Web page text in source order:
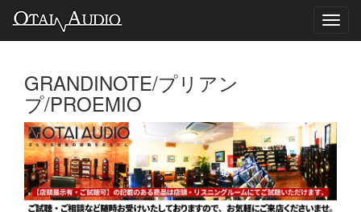
GRANDINOTE/プリアン
プ/PROEMIO